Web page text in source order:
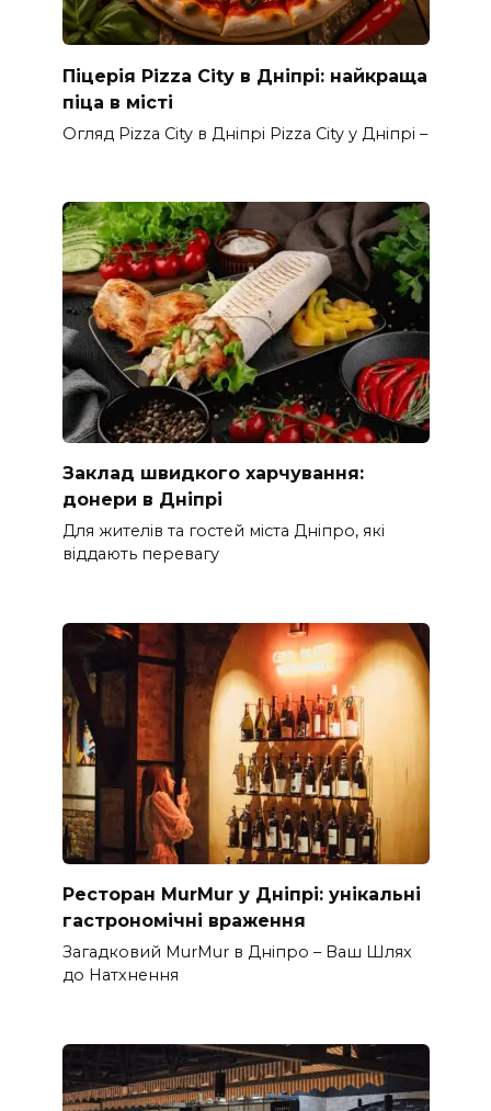
Піцерія Pizza City в Дніпрі: найкраща
піца в місті
Огляд Pizza City в Дніпрі Pizza City у Дніпрі –
Заклад швидкого харчування:
донеpи в Дніпрі
Для жителів та гостей міста Дніпро, які
віддають перевагу
Ресторан MurMur у Дніпрі: унікальні
гастрономічні враження
Загадковий MurMur в Дніпро – Ваш Шлях
до Натхнення